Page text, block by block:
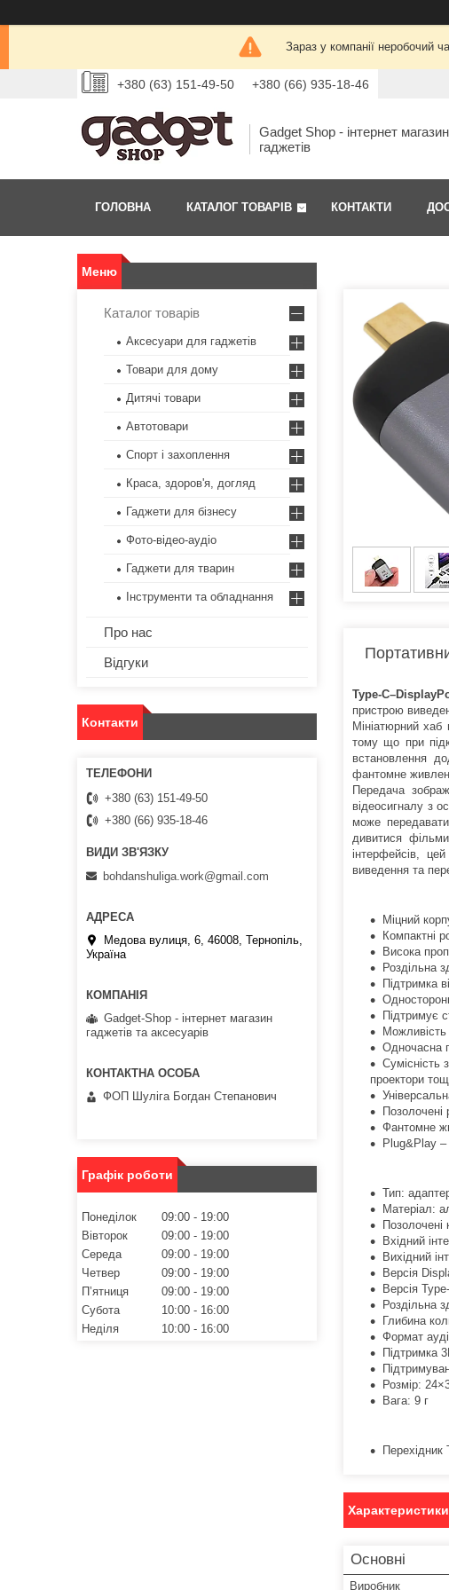
Зараз у компанії неробочий
+380 (63) 151-49-50 +380 (66) 935-18-46
Gadget Shop - інтернет магазин
гаджетів
ГОЛОВНА КАТАЛОГ ТОВАРІВ КОНТАКТИ
Type-
пристрою
Мініатюрний хаб
тому що при
встановлення
фантомне
Передача
відеосигналу з
може
дивитися
інтерфейсів,
виведення та
Міцний
Компактні
Висока
Роздільна
Підтримка
Підтримує
Одночасна
Сумісність
проектори
Позолочені
Фантомне
Plug&Play –
Тип:
Матеріал:
Позолочені
Вхідний
Вихідний
Версія
Версія
Роздільна
Глибина
Формат
Підтримка
Розмір:
Вага: 9 г
Перехідник
Характеристики
Основні
Виробник
Каталог товарів
Аксесуари для гаджетів
Товари для дому
Дитячі товари
Автотовари
Спорт і захоплення
Краса, здоров'я, догляд
Гаджети для бізнесу
Фото-відео-аудіо
Гаджети для тварин
Інструменти та обладнання
Про нас
Відгуки
Контакти
+380 (63) 151-49-50
+380 (66) 935-18-46
bohdanshuliga.work@gmail.com
Медова вулиця, 6, 46008, Тернопіль,
Україна
Gadget-Shop - інтернет магазин
гаджетів та аксесуарів
ФОП Шуліга Богдан Степанович
Графік роботи
Понеділок 09:00
19:00
Вівторок
09:00
19:00
Середа
09:00
19:00
Четвер
09:00
19:00
Пʼятниця
09:00
19:00
Субота
10:00
16:00
Неділя
10:00 16:00